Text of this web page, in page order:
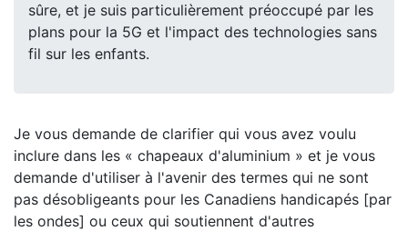
sûre, et je suis particulièrement préoccupé par les
plans pour la 5G et l'impact des technologies sans
fil sur les enfants.
Je vous demande de clarifier qui vous avez voulu
inclure dans les « chapeaux d'aluminium » et je vous
demande d'utiliser à l'avenir des termes qui ne sont
pas désobligeants pour les Canadiens handicapés [par
les ondes] ou ceux qui soutiennent d'autres